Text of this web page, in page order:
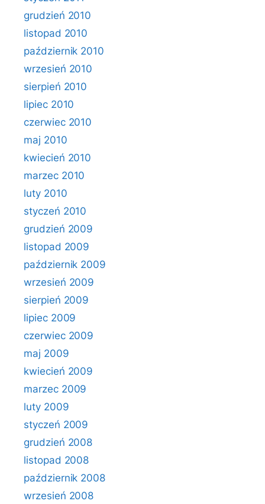
grudzień 2010
listopad 2010
październik 2010
wrzesień 2010
sierpień 2010
lipiec 2010
czerwiec 2010
maj 2010
kwiecień 2010
marzec 2010
luty 2010
styczeń 2010
grudzień 2009
listopad 2009
październik 2009
wrzesień 2009
sierpień 2009
lipiec 2009
czerwiec 2009
maj 2009
kwiecień 2009
marzec 2009
luty 2009
styczeń 2009
grudzień 2008
listopad 2008
październik 2008
wrzesień 2008